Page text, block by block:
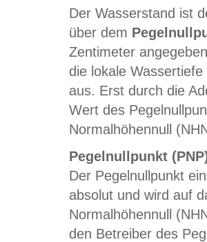
Der Wasserstand ist
über dem
Zentimeter
die lokale
aus. Erst durch die
Wert des
Normalhöhennull
Pegelnullpunkt
Der Pegelnullpunkt
absolut und wird auf
Normalhöhennull
den Betreiber des